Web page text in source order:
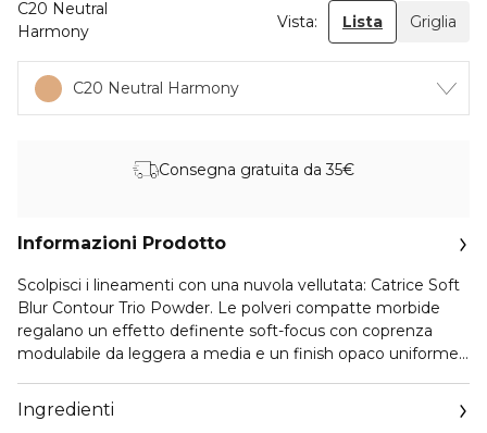
C20 Neutral
Harmony
Vista: Lista Griglia
C20 Neutral Harmony
Consegna gratuita da 35€
Informazioni Prodotto
Scolpisci i lineamenti con una nuvola vellutata: Catrice Soft
Blur Contour Trio Powder. Le polveri compatte morbide
regalano un effetto definente soft-focus con coprenza
modulabile da leggera a media e un finish opaco uniforme.
naso, la media per definire i lineamenti e la scura per
aggiungere profondità e ombra. Si sfuma perfettamente:
Ingredienti